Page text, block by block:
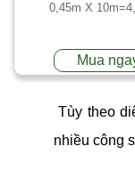
tường phòng bé
【Có thi công
0,45m X
Mua
Tùy theo
nhiều công